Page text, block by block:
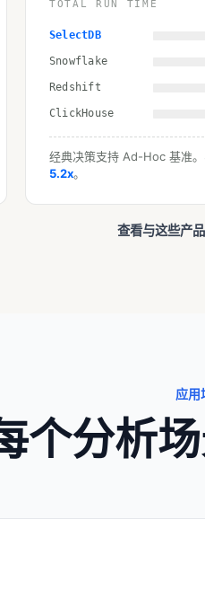
TOTAL RUN TIME
SelectDB
Snowflake
Redshift
ClickHouse
经典决策支持 Ad-Hoc 基准
5.2x。
查看与这些产
应用
个分析